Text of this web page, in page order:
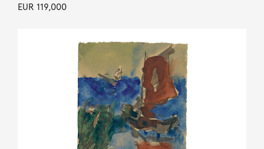
EUR 119,000